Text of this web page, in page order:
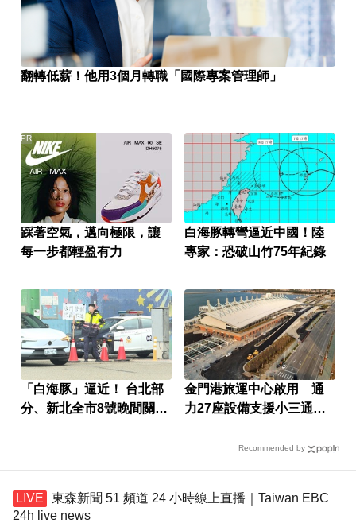
翻轉低薪！他用3個月轉職「國際專案管理師」
踩著空氣，邁向極限，讓
每一步都輕盈有力
PR
白海豚轉彎逼近中國！陸
專家：恐破山竹75年紀錄
「白海豚」逼近！ 台北部
分、新北全市8號晚間關水
金門港旅運中心啟用 通
力27座設備支援小三通旅
Recommended by
東森新聞 51 頻道 24 小時線上直播｜Taiwan EBC
24h live news